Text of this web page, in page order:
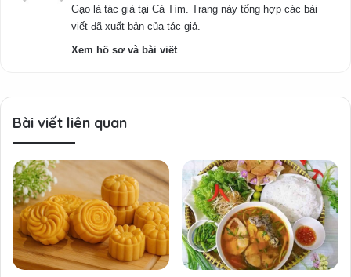
Gạo là tác giả tại Cà Tím. Trang này tổng hợp các bài
viết đã xuất bản của tác giả.
Xem hồ sơ và bài viết
Bài viết liên quan